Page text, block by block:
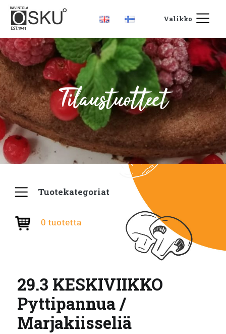
Valikko
Tilaustuotteet
Tuotekategoriat
0 tuotetta
29.3 KESKIVIIKKO
Pyttipannua /
Marjakiisseliä